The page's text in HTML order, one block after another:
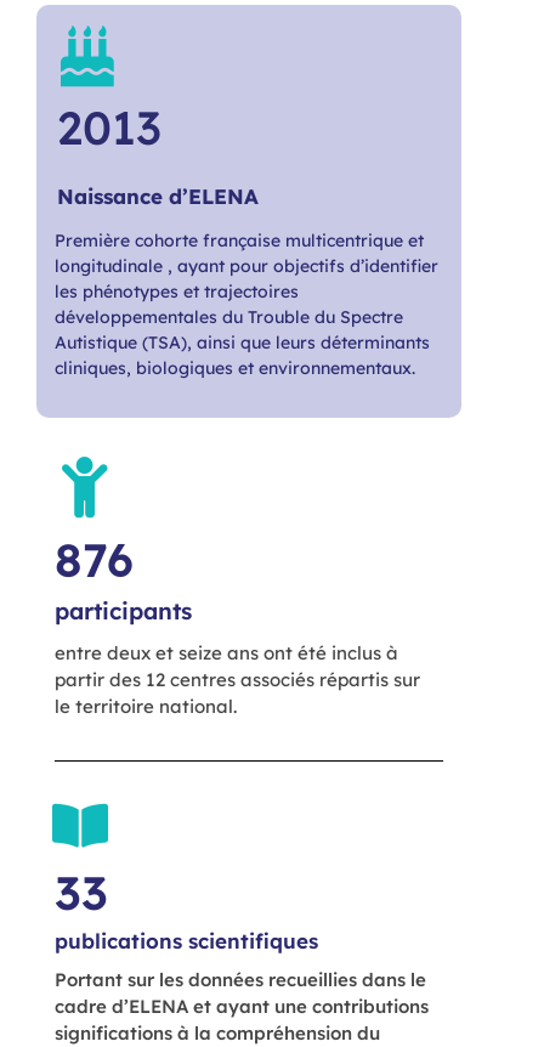
2013
Naissance d’ELENA
Première cohorte française multicentrique et
longitudinale , ayant pour objectifs d’identifier
les phénotypes et trajectoires
développementales du Trouble du Spectre
Autistique (TSA), ainsi que leurs déterminants
cliniques, biologiques et environnementaux.
participants
876
entre deux et seize ans ont été inclus à
partir des 12 centres associés répartis sur
le territoire national.
publications scientifiques
33
Portant sur les données recueillies dans le
cadre d’ELENA et ayant une contributions
significations à la compréhension du